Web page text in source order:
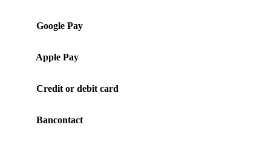
Google Pay
Apple Pay
Credit or debit card
Bancontact